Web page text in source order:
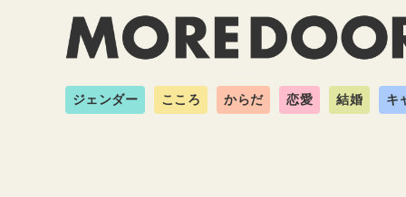
ジェンダー こころ からだ 恋愛 結婚 キ